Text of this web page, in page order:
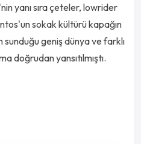
yanı sıra çeteler, lowrider
sokak kültürü kapağın
geniş dünya ve farklı
doğrudan yansıtılmıştı.